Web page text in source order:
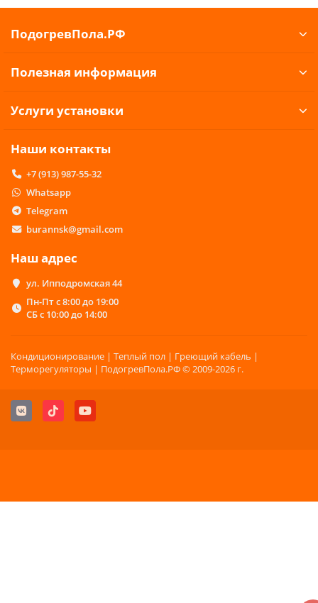
ПодогревПола.РФ
Полезная информация
Услуги установки
Наши контакты
+7 (913) 987-55-32
Whatsapp
Telegram
burannsk@gmail.com
Наш адрес
ул. Ипподромская 44
Пн-Пт с 8:00 до 19:00
СБ с 10:00 до 14:00
Кондиционирование | Теплый пол | Греющий кабель |
Терморегуляторы | ПодогревПола.РФ © 2009-2026 г.